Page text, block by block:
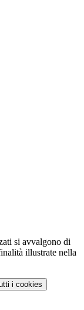
si avvalgono di
illustrate nella
i cookies